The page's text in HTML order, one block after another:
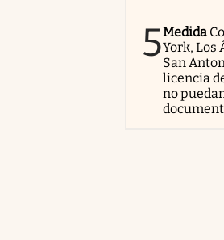
5Medida
York, Los
San
licencia
no